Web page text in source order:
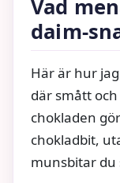
Vad
Här är hur
där smått
chokladen
chokladbit,
munsbitar du